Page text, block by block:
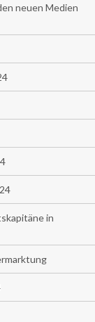
neuen Medien
in